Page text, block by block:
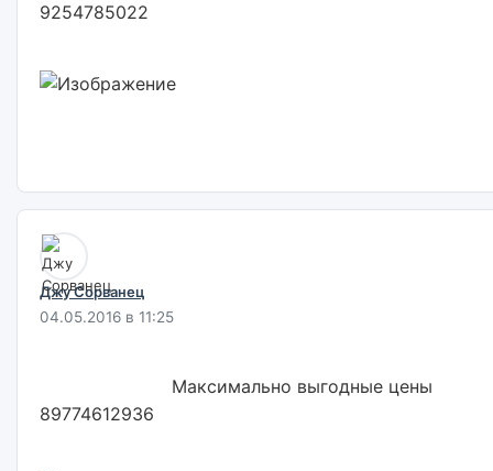
9254785022
Джу Сорванец
04.05.2016 в 11:25
89774612936